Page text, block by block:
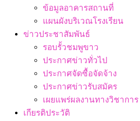
ข้อมูลอาคารสถานที่
แผนผังบริเวณโรงเรียน
ข่าวประชาสัมพันธ์
รอบรั้วชมพูขาว
ประกาศข่าวทั่วไป
ประกาศจัดซื้อจัดจ้าง
ประกาศข่าวรับสมัคร
เผยแพร่ผลงานทางวิชาการ
เกียรติประวัติ